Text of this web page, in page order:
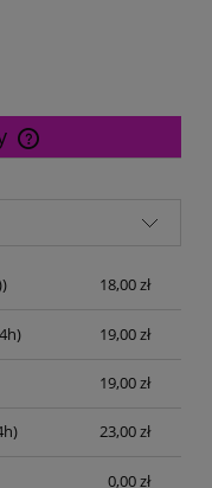
płatności
18,00 zł
19,00 zł
19,00 zł
23,00 zł
0,00 zł